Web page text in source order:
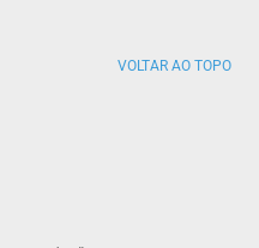
VOLTAR AO TOPO